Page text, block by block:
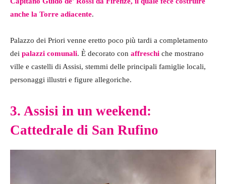
anche la Torre adiacente.
Palazzo dei Priori venne eretto poco più tardi a completamento
dei palazzi comunali. È decorato con affreschi che mostrano
ville e castelli di Assisi, stemmi delle principali famiglie locali,
personaggi illustri e figure allegoriche.
3. Assisi in un weekend:
Cattedrale di San Rufino